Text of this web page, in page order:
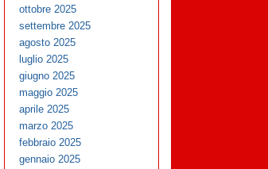
ottobre 2025
settembre 2025
agosto 2025
luglio 2025
giugno 2025
maggio 2025
aprile 2025
marzo 2025
febbraio 2025
gennaio 2025